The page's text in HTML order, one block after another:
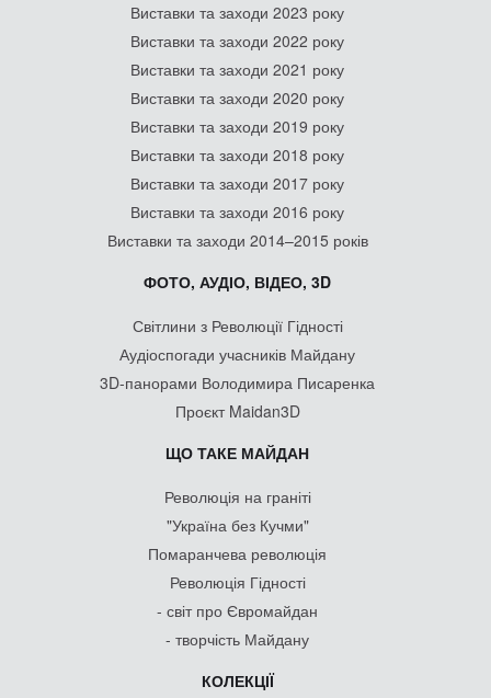
Виставки та заходи 2023 року
Виставки та заходи 2022 року
Виставки та заходи 2021 року
Виставки та заходи 2020 року
Виставки та заходи 2019 року
Виставки та заходи 2018 року
Виставки та заходи 2017 року
Виставки та заходи 2016 року
Виставки та заходи 2014–2015 років
ФОТО, АУДІО, ВІДЕО, 3D
Світлини з Революції Гідності
Аудіоспогади учасників Майдану
3D-панорами Володимира Писаренка
Проєкт Maidan3D
ЩО ТАКЕ МАЙДАН
Революція на граніті
"Україна без Кучми"
Помаранчева революція
Революція Гідності
- світ про Євромайдан
- творчість Майдану
КОЛЕКЦІЇ